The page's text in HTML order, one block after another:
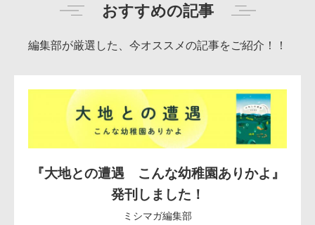
おすすめの記事
編集部が厳選した、今オススメの記事をご紹介！！
『大地との遭遇 こんな幼稚園ありかよ』
発刊しました！
ミシマガ編集部